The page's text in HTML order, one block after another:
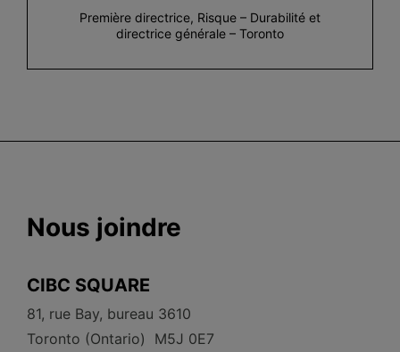
Première directrice, Risque – Durabilité et
directrice générale – Toronto
Nous joindre
CIBC SQUARE
81, rue Bay, bureau 3610
Toronto (Ontario) M5J 0E7